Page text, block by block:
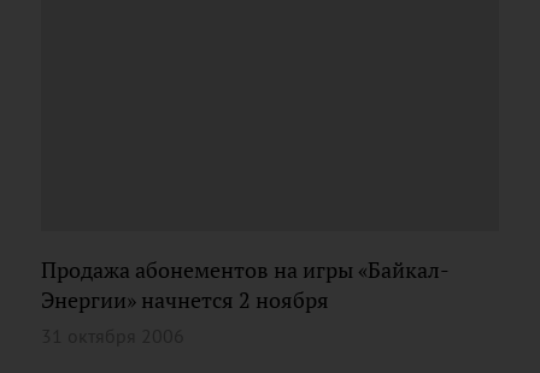
Продажа абонементов на игры «Байкал-
Энергии» начнется 2 ноября